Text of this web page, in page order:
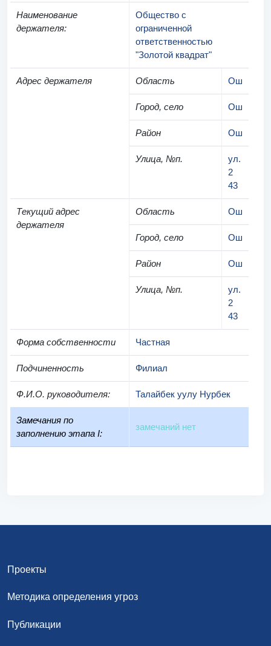
Наименование
держателя:
Общество с
ограниченной
ответственностью
"Золотой квадрат"
Адрес держателя Область Ош
Город, село Ош
Район Ош
Улица, №п.
ул.
2
43
Текущий адрес
держателя
Область Ош
Город, село Ош
Район Ош
Улица, №п.
ул.
2
43
Форма собственности Частная
Подчиненность Филиал
Ф.И.О. руководителя: Талайбек уулу Нурбек
Замечания по
заполнению этапа I:
замечаний нет
Проекты
Методика определения угроз
Публикации